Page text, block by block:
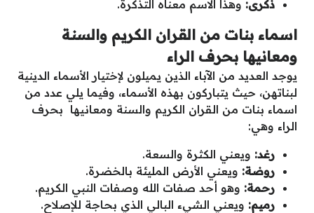
ذكرى: وهذا الاسم معناه التذكرة.
اسماء بنات من القران الكريم والسنة
ومعانيها بحرف الراء
يوجد العديد من الآباء الذين يميلون لإختيار الأسماء الدينية
لبناتهن، حيث يتباركون بهذه الأسماء، وفيما يلي عدد من
اسماء بنات من القران الكريم والسنة ومعانيها بحرف
الراء وهي:
رغد: ويعني الكثرة والسعة.
روضة: ويعني الأرض المليئة بالخضرة.
رحمة: وهو أحد صفات الله وصفات النبي الكريم.
رميم: ويعني الشيء البالي الذي بحاجة للإصلاح.